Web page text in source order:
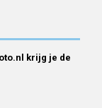
krijg je de